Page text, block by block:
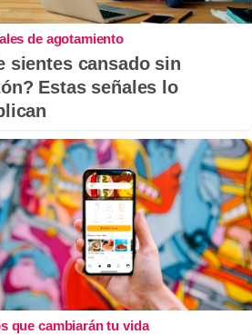
de agotamiento
sientes cansado sin
Estas señales lo
que cambiarán tu vida